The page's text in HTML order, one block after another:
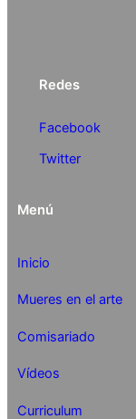
Redes
Facebook
Twitter
Menú
Inicio
Mueres en el arte
Comisariado
Vídeos
Curriculum